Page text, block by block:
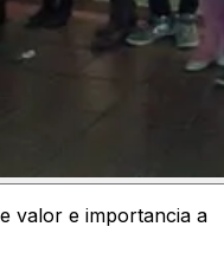
valor e importancia a